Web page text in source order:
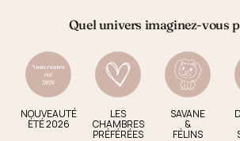
Quel univers imaginez-vous
NOUVEAUTÉ
ÉTÉ 2026
LES
CHAMBRES
PRÉFÉRÉES
SAVANE
&
FÉLINS